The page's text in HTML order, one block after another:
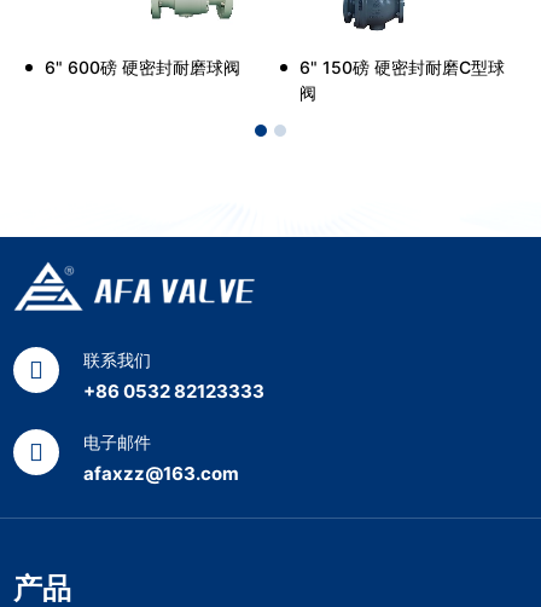
6" 600磅 硬密封耐磨球阀
6" 150磅 硬密封耐磨C型球
阀
联系我们
+86 0532 82123333
电子邮件
afaxzz@163.com
产品